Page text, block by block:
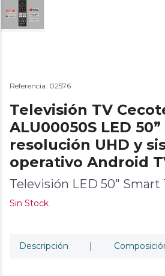
Referencia: 02576
Televisión TV
ALU00050S LED
resolución UHD y
operativo Android
Televisión LED 50" Smart
Sin Stock
Descripción |